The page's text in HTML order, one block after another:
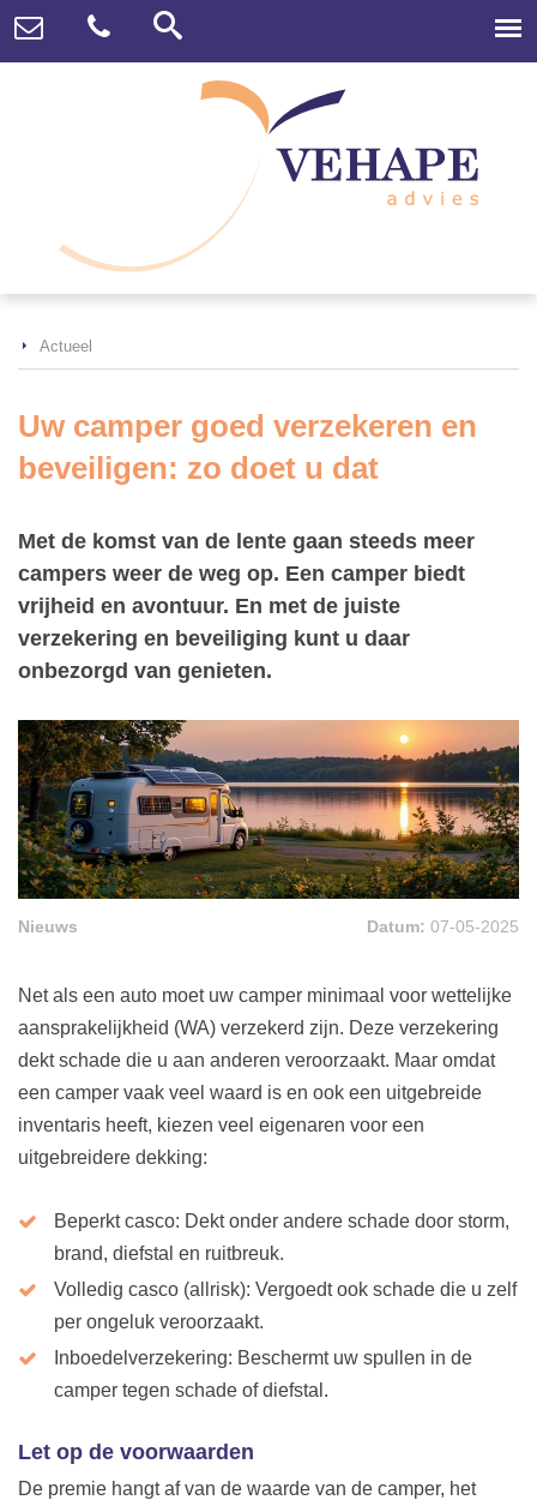
Actueel
Uw camper goed verzekeren en
beveiligen: zo doet u dat
Met de komst van de lente gaan steeds meer
campers weer de weg op. Een camper biedt
vrijheid en avontuur. En met de juiste
verzekering en beveiliging kunt u daar
onbezorgd van genieten.
Nieuws Datum: 07-05-2025
Net als een auto moet uw camper minimaal voor wettelijke
aansprakelijkheid (WA) verzekerd zijn. Deze verzekering
dekt schade die u aan anderen veroorzaakt. Maar omdat
een camper vaak veel waard is en ook een uitgebreide
inventaris heeft, kiezen veel eigenaren voor een
uitgebreidere dekking:
Beperkt casco: Dekt onder andere schade door storm,
brand, diefstal en ruitbreuk.
Volledig casco (allrisk): Vergoedt ook schade die u zelf
per ongeluk veroorzaakt.
Inboedelverzekering: Beschermt uw spullen in de
camper tegen schade of diefstal.
Let op de voorwaarden
De premie hangt af van de waarde van de camper, het